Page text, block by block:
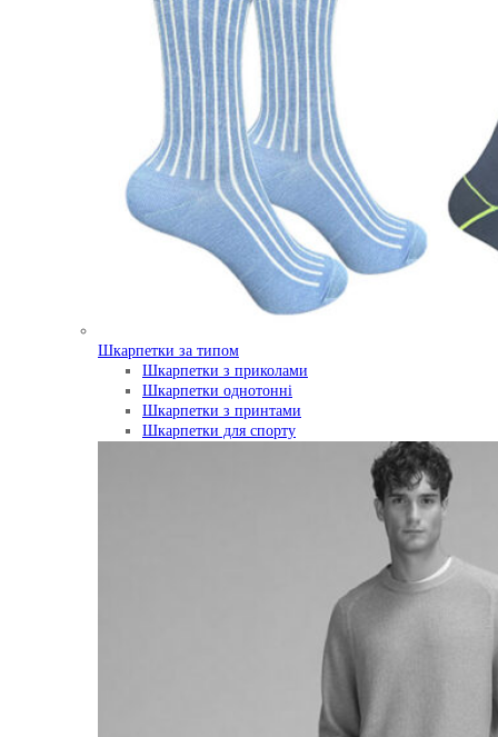
Шкарпетки за типом
Шкарпетки з приколами
Шкарпетки однотонні
Шкарпетки з принтами
Шкарпетки для спорту